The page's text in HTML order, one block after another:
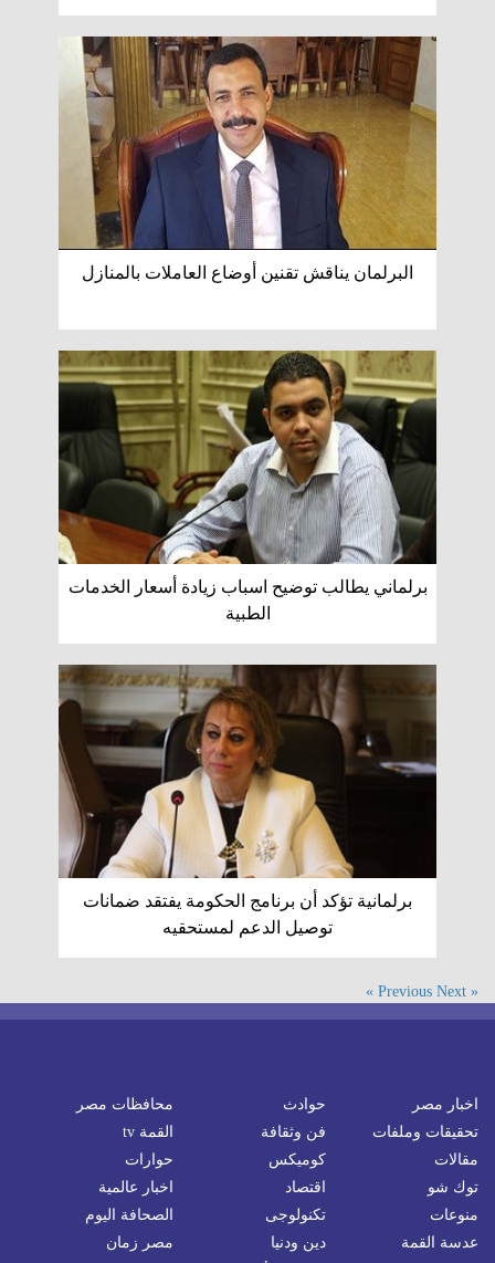
البرلمان يناقش تقنين أوضاع العاملات بالمنازل
برلماني يطالب توضيح اسباب زيادة أسعار الخدمات
الطبية
برلمانية تؤكد أن برنامج الحكومة يفتقد ضمانات
توصيل الدعم لمستحقيه
« Previous
Next »
اخبار مصر حوادث
محافظات مصر
تحقيقات وملفات
فن وثقافة
القمة tv
مقالات
كوميكس
حوارات
توك شو
اقتصاد
اخبار عالمية
منوعات
تكنولوجى
الصحافة اليوم
عدسة القمة
دين ودنيا
مصر زمان